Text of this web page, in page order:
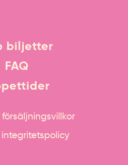
biljetter
FAQ
integritetspolicy